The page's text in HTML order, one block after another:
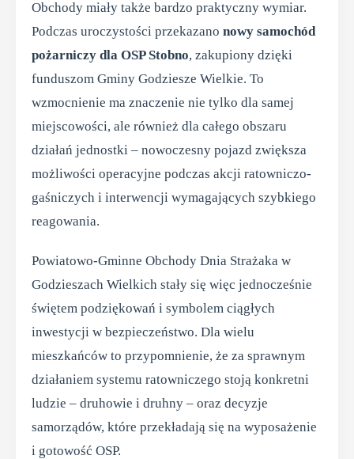
Obchody miały także bardzo praktyczny wymiar.
Podczas uroczystości przekazano nowy samochód
pożarniczy dla OSP Stobno, zakupiony dzięki
funduszom Gminy Godziesze Wielkie. To
wzmocnienie ma znaczenie nie tylko dla samej
miejscowości, ale również dla całego obszaru
działań jednostki – nowoczesny pojazd zwiększa
możliwości operacyjne podczas akcji ratowniczo-
gaśniczych i interwencji wymagających szybkiego
reagowania.
Powiatowo-Gminne Obchody Dnia Strażaka w
Godzieszach Wielkich stały się więc jednocześnie
świętem podziękowań i symbolem ciągłych
inwestycji w bezpieczeństwo. Dla wielu
mieszkańców to przypomnienie, że za sprawnym
działaniem systemu ratowniczego stoją konkretni
ludzie – druhowie i druhny – oraz decyzje
samorządów, które przekładają się na wyposażenie
i gotowość OSP.